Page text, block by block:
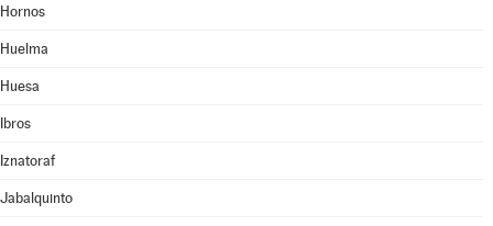
Hornos
Huelma
Huesa
Ibros
Iznatoraf
Jabalquinto